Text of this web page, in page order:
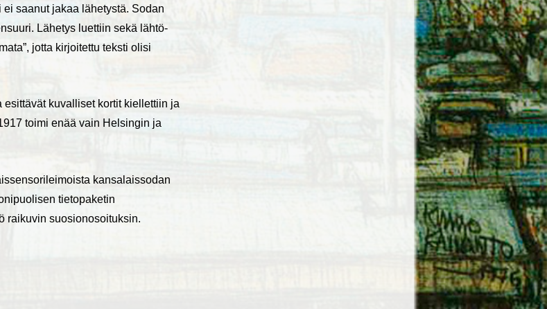
saanut jakaa lähetystä. Sodan
Lähetys luettiin sekä lähtö-
jotta kirjoitettu teksti olisi
kuvalliset kortit kiellettiin ja
toimi enää vain Helsingin ja
kansalaissodan
tietopaketin
raikuvin suosionosoituksin.